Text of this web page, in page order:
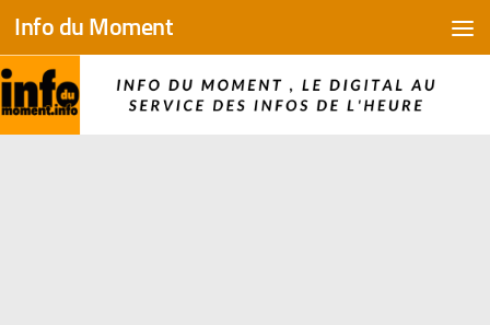
Skip to content
Info du Moment